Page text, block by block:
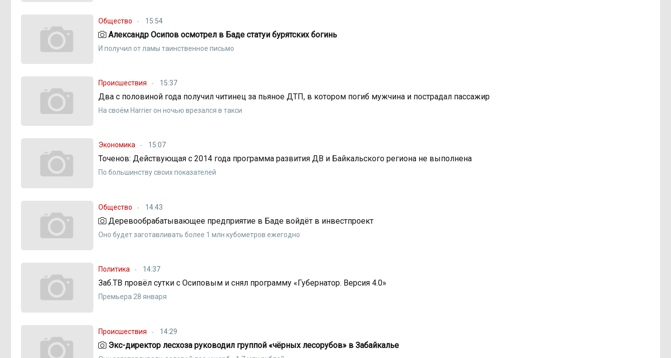
Общество 15:54
Александр Осипов осмотрел в Баде статуи бурятских богинь
И получил от ламы таинственное письмо
Происшествия 15:37
Два с половиной года получил читинец за пьяное ДТП, в котором погиб мужчина и пострадал пассажир
На своём Harrier он ночью врезался в такси
Экономика 15:07
Точенов: Действующая с 2014 года программа развития ДВ и Байкальского региона не выполнена
По большинству своих показателей
Общество 14:43
Деревообрабатывающее предприятие в Баде войдёт в инвестпроект
Оно будет заготавливать более 1 млн кубометров ежегодно
Политика 14:37
Заб.ТВ провёл сутки с Осиповым и снял программу «Губернатор. Версия 4.0»
Премьера 28 января
Происшествия 14:29
Экс-директор лесхоза руководил группой «чёрных лесорубов» в Забайкалье